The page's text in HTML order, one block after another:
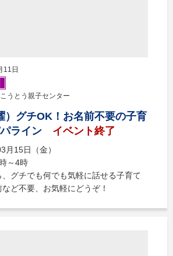
11日
うとう親子センター
）グチOK！お名前不要の子育
ライン
イベント終了
月15日（金）
～4時
グチでも何でも気軽に話せる子育て
ど不要、お気軽にどうぞ！